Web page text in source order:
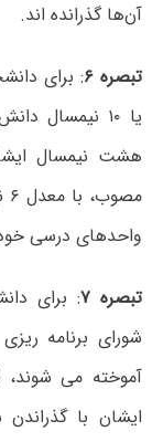
آن‌ها گذرانده اند.
تبصره ۶
هشت نیمسال
واحدهای درسی خود
تبصره ۷ : برای
شورای برنامه
آموخته می
ایشان با